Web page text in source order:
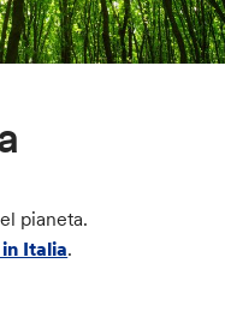
pianeta.
Italia.